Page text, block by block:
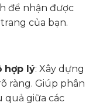
để nhận được
của bạn.
hợp lý: Xây dựng
ràng. Giúp phân
quả giữa các